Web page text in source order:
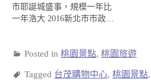
市耶誕城盛事，規模一年比
一年浩大 2016新北市市政…
Posted in 桃園景點, 桃園旅遊
Tagged 台茂購物中心, 桃園景點,